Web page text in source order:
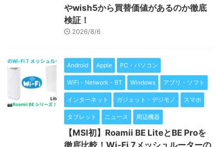
やwish5から買替価値があるのか徹底
検証！
2026/8/6
Android Apple PC・パソコン
WiFi・Network・BT Windows アプリ・ソフト
インターネット ガジェット・デジモノ スマホ
タブレット ニュース 周辺機器
【MSI初】Roamii BE LiteとBE Proを
徹底比較！Wi-Fi 7メッシュルーターの